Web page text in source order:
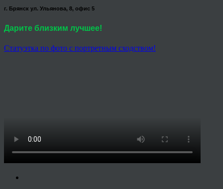
г. Брянск ул. Ульянова, 8, офис 5
Дарите близким лучшее!
Статуэтка по фото с портретным сходством!